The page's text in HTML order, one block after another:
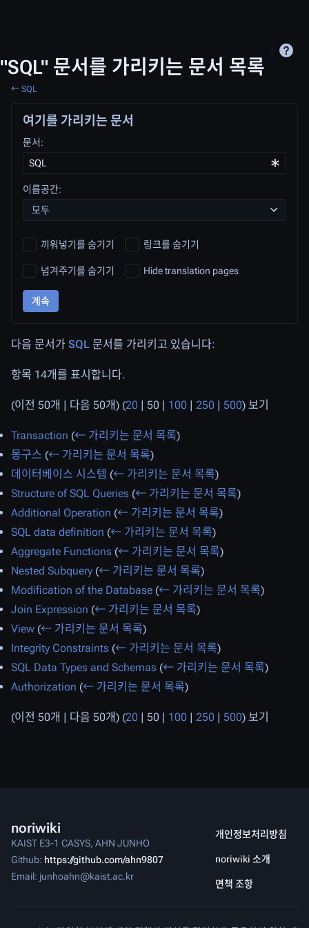
"SQL" 문서를 가리키는 문서 목록
← SQL
여기를 가리키는 문서
문서:
이름공간:
모두
끼워넣기를 숨기기 링크를 숨기기
넘겨주기를 숨기기 Hide translation pages
계속
다음 문서가 SQL 문서를 가리키고 있습니다:
항목 14개를 표시합니다.
(이전 50개 | 다음 50개) (20 | 50 | 100 | 250 | 500) 보기
Transaction (← 가리키는 문서 목록)
몽구스 (← 가리키는 문서 목록)
데이터베이스 시스템 (← 가리키는 문서 목록)
Structure of SQL Queries (← 가리키는 문서 목록)
Additional Operation (← 가리키는 문서 목록)
SQL data definition (← 가리키는 문서 목록)
Aggregate Functions (← 가리키는 문서 목록)
Nested Subquery (← 가리키는 문서 목록)
Modification of the Database (← 가리키는 문서 목록)
Join Expression (← 가리키는 문서 목록)
View (← 가리키는 문서 목록)
Integrity Constraints (← 가리키는 문서 목록)
SQL Data Types and Schemas (← 가리키는 문서 목록)
Authorization (← 가리키는 문서 목록)
(이전 50개 | 다음 50개) (20 | 50 | 100 | 250 | 500) 보기
noriwiki
KAIST E3-1 CASYS, AHN JUNHO
Github: https://github.com/ahn9807
Email: junhoahn@kaist.ac.kr
개인정보처리방침
noriwiki 소개
면책 조항